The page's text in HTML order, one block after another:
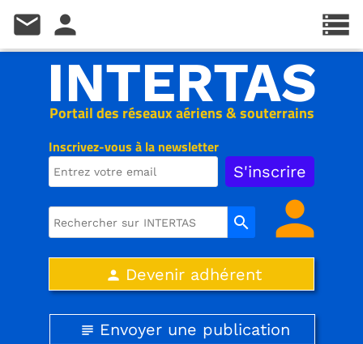
Inscrivez-vous à la newsletter
Portail des réseaux aériens & souterrains
INTERTAS
search person
person Devenir adhérent
subject Envoyer une publication
storage
mail person